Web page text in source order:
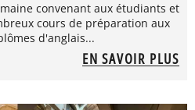
convenant aux étudiants et
cours de préparation aux
d'anglais...
EN SAVOIR PLUS